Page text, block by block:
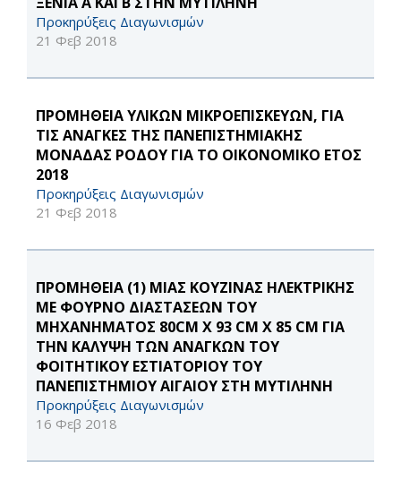
Προκηρύξεις Διαγωνισμών
21 Φεβ 2018
ΠΡΟΜΗΘΕΙΑ ΥΛΙΚΩΝ ΜΙΚΡΟΕΠΙΣΚΕΥΩΝ, ΓΙΑ
ΤΙΣ ΑΝΑΓΚΕΣ ΤΗΣ ΠΑΝΕΠΙΣΤΗΜΙΑΚΗΣ
ΜΟΝΑΔΑΣ ΡΟΔΟΥ ΓΙΑ ΤΟ ΟΙΚΟΝΟΜΙΚΟ ΕΤΟΣ
2018
Προκηρύξεις Διαγωνισμών
21 Φεβ 2018
ΠΡΟΜΗΘΕΙΑ (1) MIAΣ ΚΟΥΖΙΝΑΣ ΗΛΕΚΤΡΙΚΗΣ
ΜΕ ΦΟΥΡΝΟ ΔΙΑΣΤΑΣΕΩΝ ΤΟΥ
ΜΗΧΑΝΗΜΑΤΟΣ 80CM X 93 CM X 85 CM ΓΙΑ
ΤΗΝ ΚΑΛΥΨΗ ΤΩΝ ΑΝΑΓΚΩΝ ΤΟΥ
ΦΟΙΤΗΤΙΚΟΥ ΕΣΤΙΑΤΟΡΙΟΥ ΤΟΥ
ΠΑΝΕΠΙΣΤΗΜΙΟΥ ΑΙΓΑΙΟΥ ΣΤΗ ΜΥΤΙΛΗΝΗ
Προκηρύξεις Διαγωνισμών
16 Φεβ 2018